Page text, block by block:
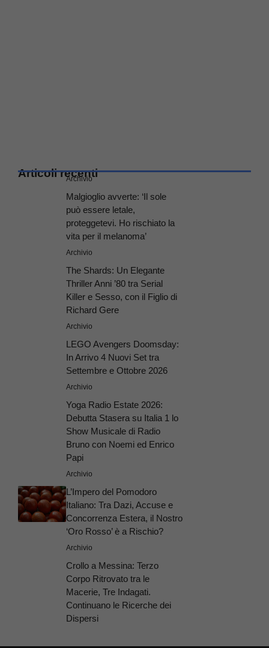
Articoli recenti
Archivio
Malgioglio avverte: ‘Il sole
può essere letale,
proteggetevi. Ho rischiato la
vita per il melanoma’
Archivio
The Shards: Un Elegante
Thriller Anni ’80 tra Serial
Killer e Sesso, con il Figlio di
Richard Gere
Archivio
LEGO Avengers Doomsday:
In Arrivo 4 Nuovi Set tra
Settembre e Ottobre 2026
Archivio
Yoga Radio Estate 2026:
Debutta Stasera su Italia 1 lo
Show Musicale di Radio
Bruno con Noemi ed Enrico
Papi
Archivio
L’Impero del Pomodoro
Italiano: Tra Dazi, Accuse e
Concorrenza Estera, il Nostro
‘Oro Rosso’ è a Rischio?
Archivio
Crollo a Messina: Terzo
Corpo Ritrovato tra le
Macerie, Tre Indagati.
Continuano le Ricerche dei
Dispersi